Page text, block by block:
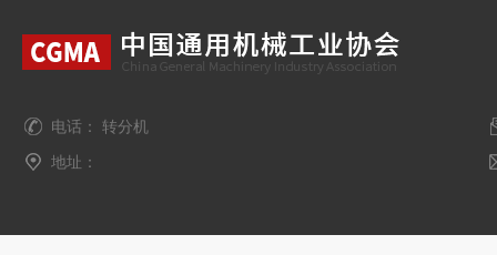
电话： 转分机
地址：